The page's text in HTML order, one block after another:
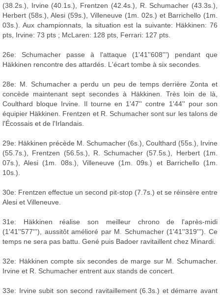
(38.2s.), Irvine (40.1s.), Frentzen (42.4s.), R. Schumacher (43.3s.),
Herbert (58s.), Alesi (59s.), Villeneuve (1m. 02s.) et Barrichello (1m.
03s.). Aux championnats, la situation est la suivante: Häkkinen: 76
pts, Irvine: 73 pts ; McLaren: 128 pts, Ferrari: 127 pts.
26e: Schumacher passe à l'attaque (1'41''608''') pendant que
Häkkinen rencontre des attardés. L'écart tombe à six secondes.
28e: M. Schumacher a perdu un peu de temps derrière Zonta et
concède maintenant sept secondes à Häkkinen. Très loin de là,
Coulthard bloque Irvine. Il tourne en 1'47'' contre 1'44'' pour son
équipier Häkkinen. Frentzen et R. Schumacher sont sur les talons de
l'Écossais et de l'Irlandais.
29e: Häkkinen précède M. Schumacher (6s.), Coulthard (55s.), Irvine
(55.7s.), Frentzen (56.5s.), R. Schumacher (57.5s.), Herbert (1m.
07s.), Alesi (1m. 08s.), Villeneuve (1m. 09s.) et Barrichello (1m.
10s.).
30e: Frentzen effectue un second pit-stop (7.7s.) et se réinsère entre
Alesi et Villeneuve.
31e: Häkkinen réalise son meilleur chrono de l'après-midi
(1'41''577'''), aussitôt amélioré par M. Schumacher (1'41''319'''). Ce
temps ne sera pas battu. Gené puis Badoer ravitaillent chez Minardi.
32e: Häkkinen compte six secondes de marge sur M. Schumacher.
Irvine et R. Schumacher entrent aux stands de concert.
33e: Irvine subit son second ravitaillement (6.3s.) et démarre avant